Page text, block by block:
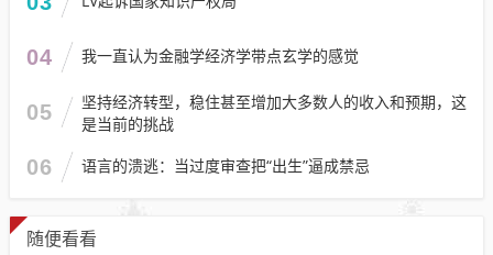
04 我一直认为金融学经济学带点玄学的感觉
05
坚持经济转型，稳住甚至增加大多数人的收入和预期，这
是当前的挑战
06 语言的溃逃：当过度审查把“出生”逼成禁忌
随便看看